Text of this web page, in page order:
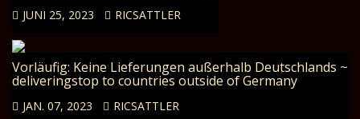
JUNI 25, 2023 RICSATTLER
Vorläufig: Keine Lieferungen außerhalb Deutschlands ~
deliveringstop to countries outside of Germany
JAN. 07, 2023 RICSATTLER